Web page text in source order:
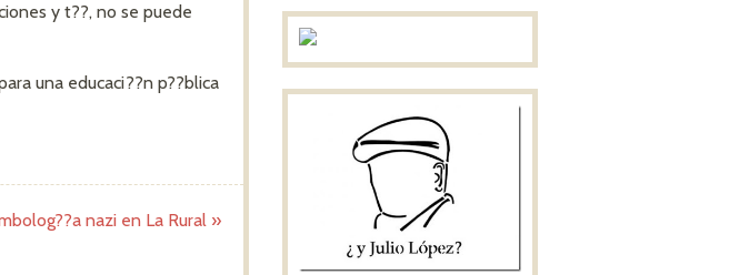
y t??, no se puede
una educaci??n p??blica
nazi en La Rural »